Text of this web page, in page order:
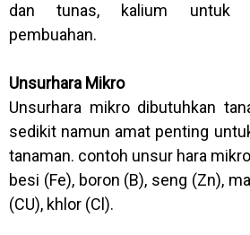
dan tunas, kalium untuk
pembuahan.
Unsurhara Mikro
Unsurhara mikro dibutuhkan
sedikit namun amat penting
tanaman. contoh unsur hara
besi (Fe), boron (B), seng (Zn),
(CU), khlor (Cl).